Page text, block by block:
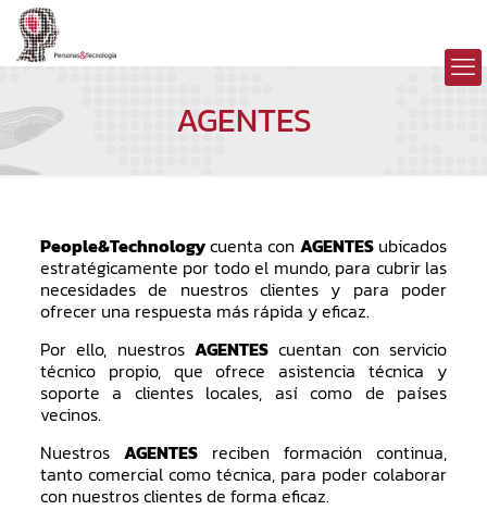
AGENTES
People&Technologycuenta con AGENTESubicados
estratégicamente por todo el mundo, para cubrir las
necesidades de nuestros clientes y para poder
ofrecer una respuesta más rápida y eficaz.
Por ello, nuestros AGENTES cuentan con servicio
técnico propio, que ofrece asistencia técnica y
soporte a clientes locales, así como de países
vecinos.
Nuestros AGENTESreciben formación continua,
tanto comercial como técnica, para poder colaborar
con nuestros clientes de forma eficaz.